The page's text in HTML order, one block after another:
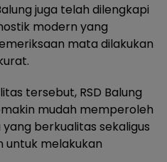
juga telah dilengkapi
modern yang
mata dilakukan
tersebut, RSD Balung
mudah memperoleh
berkualitas sekaligus
untuk melakukan